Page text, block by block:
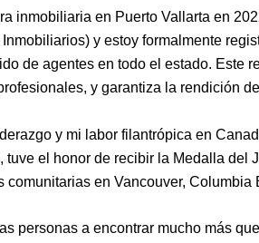
inmobiliaria en Puerto Vallarta en
y estoy formalmente
de agentes en todo el estado. Este
y garantiza la rendición
y mi labor filantrópica en
tuve el honor de recibir la Medalla del
comunitarias en Vancouver, Columbia
personas a encontrar mucho más